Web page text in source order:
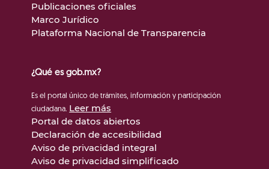
Publicaciones oficiales
Marco Jurídico
Plataforma Nacional de Transparencia
¿Qué es gob.mx?
Es el portal único de trámites, información y participación
ciudadana. Leer más
Portal de datos abiertos
Declaración de accesibilidad
Aviso de privacidad integral
Aviso de privacidad simplificado